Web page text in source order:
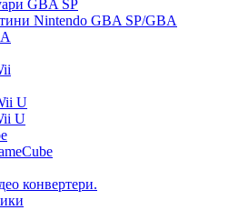
GBA SP
Nintendo GBA SP/GBA
U
U
конвертери.